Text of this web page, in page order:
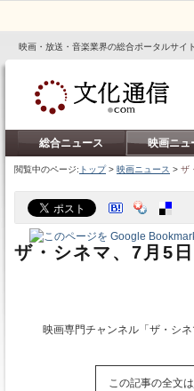
映画・放送・音楽業界の総合ポータルサイト
総合ニュース 映画ニュ
閲覧中のページ: トップ> 映画ニュース > ザ
ザ・シネマ、7月5
映画専門チャンネル「ザ・シ
この記事の全文は